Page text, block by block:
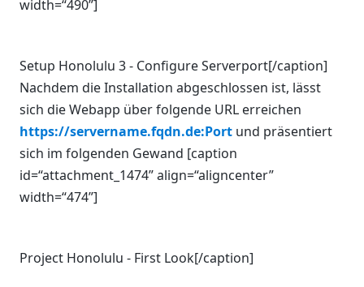
width=“490”]
Setup Honolulu 3 - Configure Serverport[/caption]
Nachdem die Installation abgeschlossen ist, lässt
sich die Webapp über folgende URL erreichen
https://servername.fqdn.de:Port und präsentiert
sich im folgenden Gewand [caption
id=“attachment_1474” align=“aligncenter”
width=“474”]
Project Honolulu - First Look[/caption]